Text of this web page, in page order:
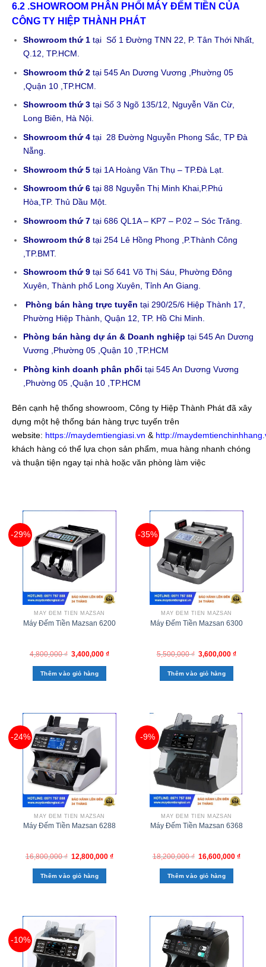
6.2 .SHOWROOM PHÂN PHỐI MÁY ĐẾM TIỀN CỦA
CÔNG TY HIỆP THÀNH PHÁT
Showroom thứ 1tại Số 1 Đường TNN 22, P. Tân Thới Nhất,
Q.12, TP.HCM.
Showroom thứ 2tại 545 An Dương Vương ,Phường 05
,Quận 10 ,TP.HCM.
Showroom thứ 3tại Số 3 Ngõ 135/12, Nguyễn Văn Cừ,
Long Biên, Hà Nội.
Showroom thứ 4 tại 28 Đường Nguyễn Phong Sắc, TP Đà
Nẵng.
Showroom thứ 5 tại 1A Hoàng Văn Thụ – TP.Đà Lạt.
Showroom thứ 6 tại 88 Nguyễn Thị Minh Khai,P.Phú
Hòa,TP. Thủ Dầu Một.
Showroom thứ 7 tại 686 QL1A – KP7 – P.02 – Sóc Trăng.
Showroom thứ 8 tại 254 Lê Hồng Phong ,P.Thành Công
,TP.BMT.
Showroom thứ 9 tại Số 641 Võ Thị Sáu, Phường Đông
Xuyên, Thành phố Long Xuyên, Tỉnh An Giang.
Phòng bán hàng trực tuyến tại 290/25/6 Hiệp Thành 17,
Phường Hiệp Thành, Quận 12, TP. Hồ Chi Minh.
Phòng bán hàng dự án & Doanh nghiệp tại 545 An Dương
Vương ,Phường 05 ,Quận 10 ,TP.HCM
Phòng kinh doanh phân phối tại 545 An Dương Vương
,Phường 05 ,Quận 10 ,TP.HCM
Bên cạnh hệ thống showroom, Công ty Hiệp Thành Phát đã xây
dựng một hệ thống bán hàng trực tuyến trên
website: https://maydemtiengiasi.vn & http://
khách hàng có thể lựa chọn sản phẩm, mua hàng nhanh chóng
và thuận tiện ngay tại nhà hoặc văn phòng làm việc
-29%
MÁY ĐẾM TIỀN MAZSAN
Máy Đếm Tiền Mazsan 6200
4,800,000₫ 3,400,000₫
Thêm vào giỏ hàng
-35%
MÁY ĐẾM TIỀN MAZSAN
Máy Đếm Tiền Mazsan 6300
5,500,000₫ 3,600,000₫
Thêm vào giỏ hàng
-24%
MÁY ĐẾM TIỀN MAZSAN
Máy Đếm Tiền Mazsan 6288
16,800,000₫ 12,800,000₫
Thêm vào giỏ hàng
-9%
MÁY ĐẾM TIỀN MAZSAN
Máy Đếm Tiền Mazsan 6368
18,200,000₫ 16,600,000₫
Thêm vào giỏ hàng
-10%